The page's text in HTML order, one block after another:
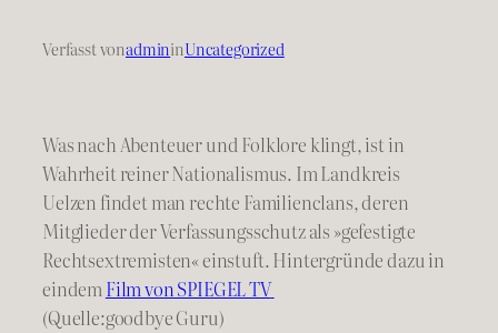
Verfasst vonadmininUncategorized
Was nach Abenteuer und Folklore klingt, ist in
Wahrheit reiner Nationalismus. Im Landkreis
Uelzen findet man rechte Familienclans, deren
Mitglieder der Verfassungsschutz als »gefestigte
Rechtsextremisten« einstuft. Hintergründe dazu in
eindemFilm von SPIEGEL TV
(Quelle:goodbye Guru)